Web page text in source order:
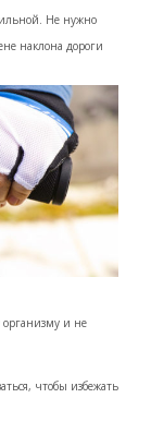
Не нужно
наклона дороги
организму и не
чтобы избежать